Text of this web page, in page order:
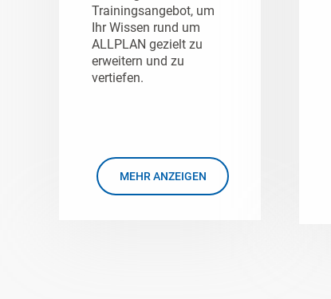
Trainingsangebot, um
Ihr Wissen rund um
ALLPLAN gezielt zu
erweitern und zu
vertiefen.
MEHR ANZEIGEN